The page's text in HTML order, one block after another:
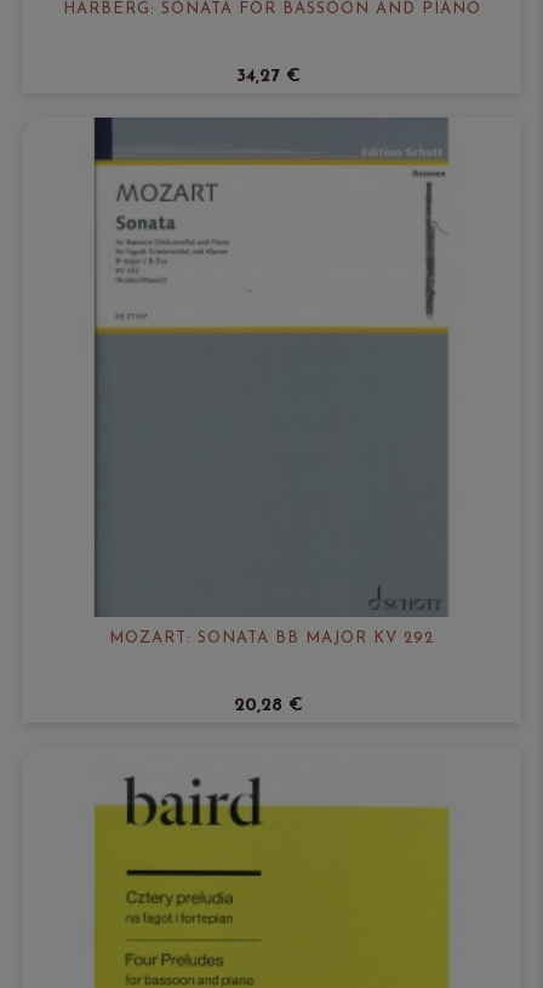
HARBERG: SONATA FOR BASSOON AND PIANO
34,27 €
MOZART: SONATA BB MAJOR KV 292
20,28 €